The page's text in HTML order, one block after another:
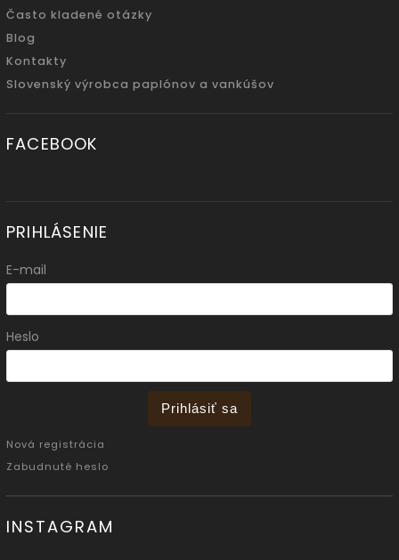
Často kladené otázky
Blog
Kontakty
Slovenský výrobca paplónov a vankúšov
FACEBOOK
PRIHLÁSENIE
E-mail
Heslo
Prihlásiť sa
Nová registrácia
Zabudnuté heslo
INSTAGRAM